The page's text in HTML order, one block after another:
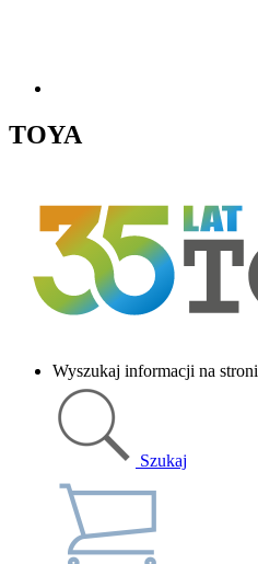
TOYA
Wyszukaj informacji na
Szukaj